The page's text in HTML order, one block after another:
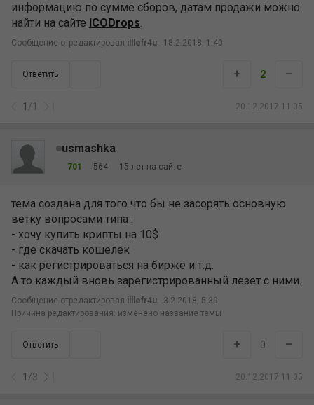
информацию по сумме сборов, датам продажи можно
найти на сайте ICODrops.
Сообщение отредактировал illlefr4u - 18.2.2018, 1:40
Ответить
1 /1 20.12.2017 11:05
+ 2 –
usmashka
701 564 15 лет на сайте
тема создана для того что бы не засорять основную
ветку вопросами типа :
- хочу купить крипты на 10$
- где скачать кошелек
- как регистрироваться на бирже и т.д.
А то каждый вновь зарегистрированный лезет с ними.
Сообщение отредактировал illlefr4u - 3.2.2018, 5:39
Причина редактирования: изменено название темы
Ответить
1 /3 20.12.2017 11:05
+ 0 –